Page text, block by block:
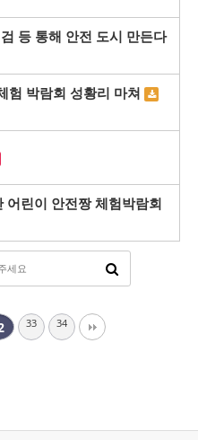
등 통해 안전 도시 만든다
험 박람회 성황리 마쳐
어린이 안전짱 체험박람회
33 34